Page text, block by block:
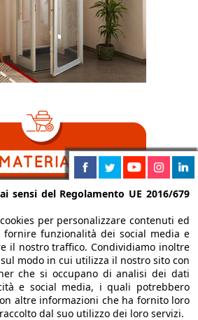
Legno
Plastica
PVC
Rame
Resina
Tessuti
sensi del Regolamento UE 2016/679
per personalizzare contenuti ed
fornire funzionalità dei social media e
il nostro traffico. Condividiamo inoltre
modo in cui utilizza il nostro sito con
che si occupano di analisi dei dati
e social media, i quali potrebbero
altre informazioni che ha fornito loro
dal suo utilizzo dei loro servizi.